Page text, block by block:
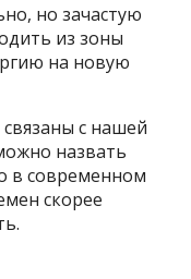
но зачастую
из зоны
на новую
с нашей
назвать
в современном
скорее